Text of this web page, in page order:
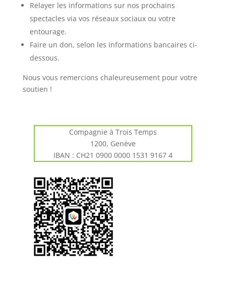
Relayer les informations sur nos prochains
spectacles via vos réseaux sociaux ou votre
entourage.
Faire un don, selon les informations bancaires ci-
dessous.
Nous vous remercions chaleureusement pour votre
soutien !
Compagnie à Trois Temps
1200, Genève
IBAN : CH21 0900 0000 1531 9167 4